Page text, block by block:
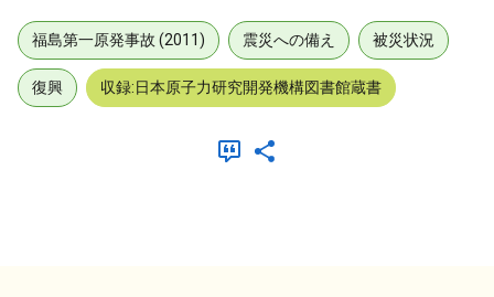
福島第一原発事故 (2011) 震災への備え 被災状況
復興 収録:日本原子力研究開発機構図書館蔵書